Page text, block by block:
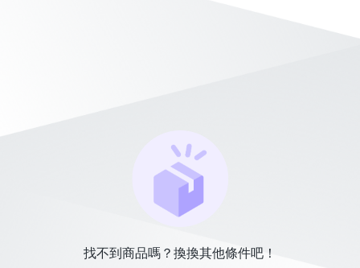
找不到商品嗎？換換其他條件吧！